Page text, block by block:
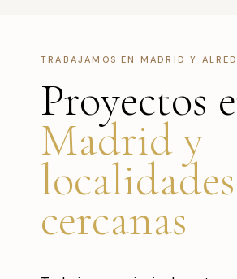
TRABAJAMOS EN MADRID Y
Proyectos
Madrid y
localidades
cercanas